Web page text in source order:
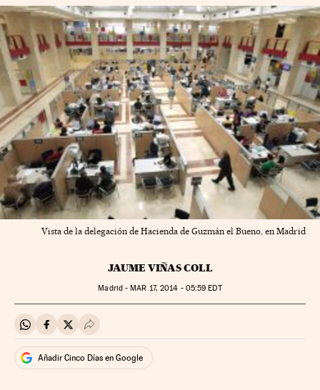
Vista de la delegación de Hacienda de Guzmán el Bueno, en Madrid
JAUME VIÑAS COLL
Madrid - MAR 17, 2014 - 05:59 EDT
Compartir en Whatsapp
Compartir en Facebook
Compartir en Twitter
Desplegar Redes Sociales
Añadir Cinco Días en Google